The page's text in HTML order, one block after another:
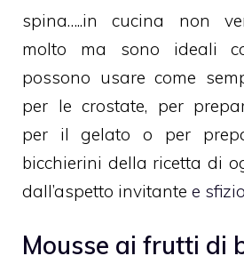
spina…..in cucina non
molto ma sono ideali
possono usare come
per le crostate, per
per il gelato o per
bicchierini della ricetta di
dall’aspetto invitante e
Mousse ai frutti di